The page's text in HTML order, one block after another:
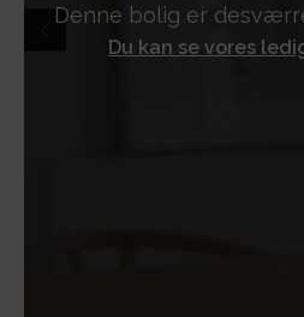
Denne bolig er
Du kan se vores